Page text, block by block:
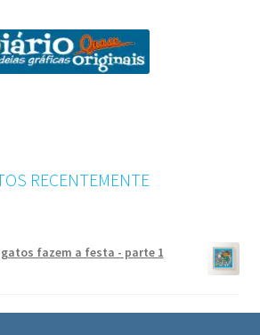
RECENTEMENTE
fazem a festa - parte 1